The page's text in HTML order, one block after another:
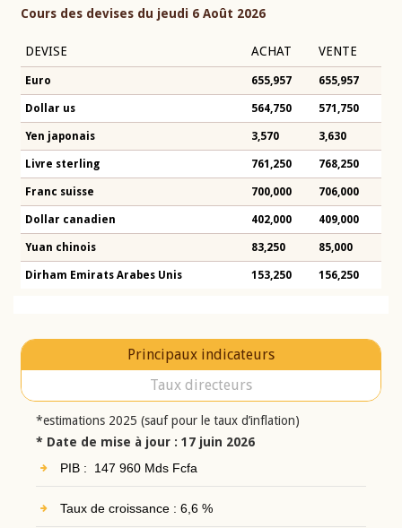
Cours des devises du jeudi 6 Août 2026
DEVISE ACHAT VENTE
Euro 655,957 655,957
Dollar us 564,750 571,750
Yen japonais 3,570 3,630
Livre sterling 761,250 768,250
Franc suisse 700,000 706,000
Dollar canadien 402,000 409,000
Yuan chinois 83,250 85,000
Dirham Emirats Arabes Unis 153,250 156,250
Principaux indicateurs
Taux directeurs
*estimations 2025 (sauf pour le taux d’inflation)
* Date de mise à jour : 17 juin 2026
PIB : 147 960 Mds Fcfa
Taux de croissance : 6,6 %